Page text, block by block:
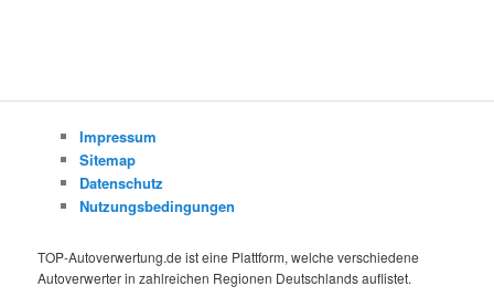
Impressum
Sitemap
Datenschutz
Nutzungsbedingungen
TOP-Autoverwertung.de ist eine Plattform, welche verschiedene
Autoverwerter in zahlreichen Regionen Deutschlands auflistet.